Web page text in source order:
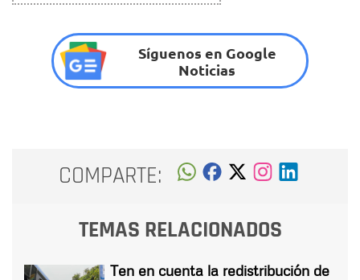
Síguenos en Google
Noticias
COMPARTE:
TEMAS RELACIONADOS
Ten en cuenta la redistribución de